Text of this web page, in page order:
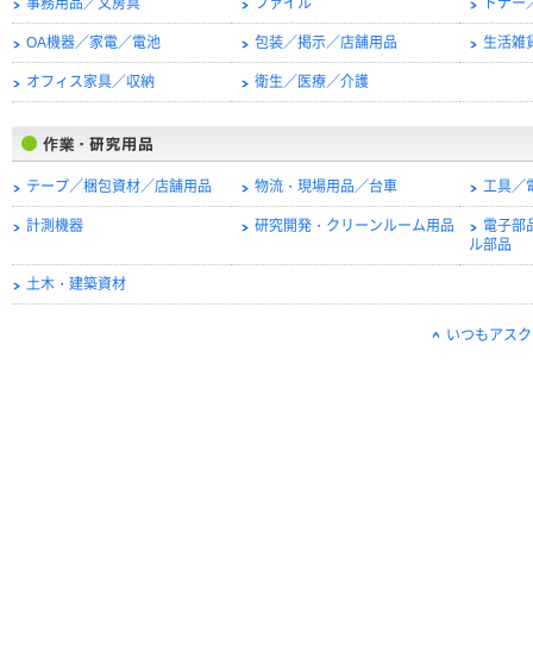
事務用品／文房具 ファイル トナ
OA機器／家電／電池 包装／掲示／店舗用品 生活雑
オフィス家具／収納 衛生／医療／介護
テープ／梱包資材／店舗用品 物流・現場用品／台車 工具／
計測機器 研究開発・クリーンルーム用品
電子部
ル部品
土木・建築資材
いつもアス